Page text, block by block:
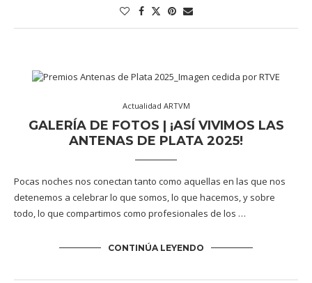
Actualidad ARTVM
GALERÍA DE FOTOS | ¡ASÍ VIVIMOS LAS
ANTENAS DE PLATA 2025!
Pocas noches nos conectan tanto como aquellas en las que nos
detenemos a celebrar lo que somos, lo que hacemos, y sobre
todo, lo que compartimos como profesionales de los …
CONTINÚA LEYENDO